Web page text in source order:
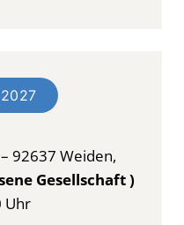
92637 Weiden,
Gesellschaft )
Uhr